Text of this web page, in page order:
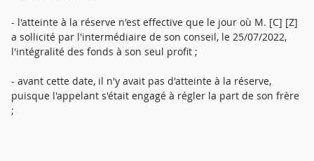
- l'atteinte à la réserve n'est effective que le jour où M. [C] [Z]
a sollicité par l'intermédiaire de son conseil, le 25/07/2022,
l'intégralité des fonds à son seul profit ;
- avant cette date, il n'y avait pas d'atteinte à la réserve,
puisque l'appelant s'était engagé à régler la part de son frère
;